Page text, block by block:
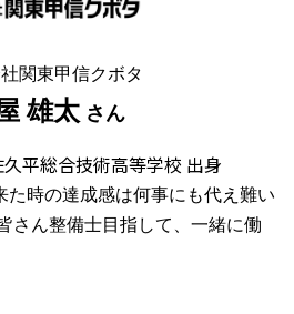
関東甲信クボタ
雄太 さん
平総合技術高等学校 出身
た時の達成感は何事にも代え難い
さん整備士目指して、一緒に働